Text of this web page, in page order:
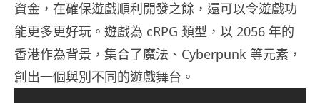
資金，在確保遊戲順利開發之餘，還可以令遊戲功
能更多更好玩。遊戲為 cRPG 類型，以 2056 年的
香港作為背景，集合了魔法、Cyberpunk 等元素，
創出一個與別不同的遊戲舞台。